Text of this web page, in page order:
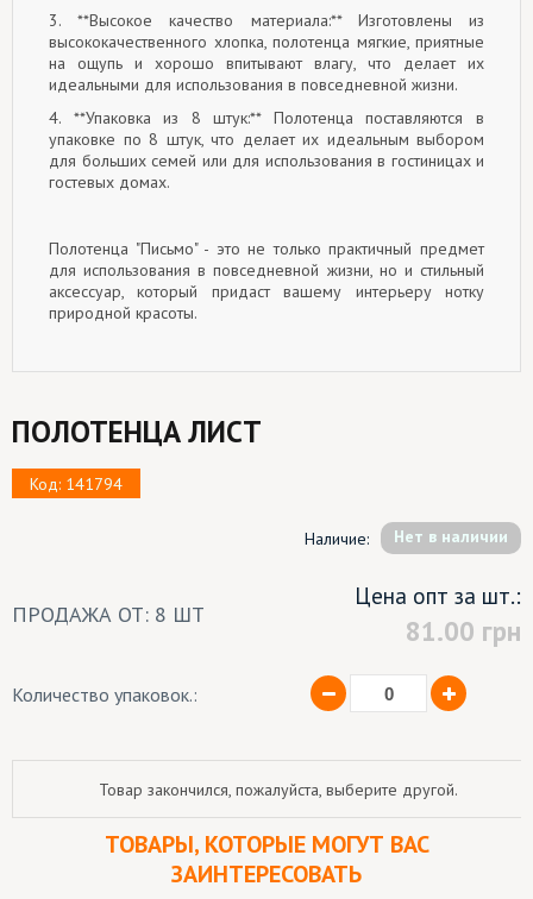
3. **Высокое качество материала:** Изготовлены из
высококачественного хлопка, полотенца мягкие, приятные
на ощупь и хорошо впитывают влагу, что делает их
идеальными для использования в повседневной жизни.
4. **Упаковка из 8 штук:** Полотенца поставляются в
упаковке по 8 штук, что делает их идеальным выбором
для больших семей или для использования в гостиницах и
гостевых домах.
Полотенца "Письмо" - это не только практичный предмет
для использования в повседневной жизни, но и стильный
аксессуар, который придаст вашему интерьеру нотку
природной красоты.
ПОЛОТЕНЦА ЛИСТ
Код: 141794
Наличие: Hет в наличии
ПРОДАЖА ОТ: 8 ШТ
Цена опт за шт.:
81.00 грн
Количество упаковок.:
Товар закончился, пожалуйста, выберите другой.
ТОВАРЫ, КОТОРЫЕ МОГУТ ВАС
ЗАИНТЕРЕСОВАТЬ